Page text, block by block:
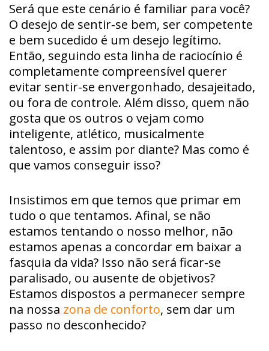
Será que este cenário é familiar para você?
O desejo de sentir-se bem, ser competente
e bem sucedido é um desejo legítimo.
Então, seguindo esta linha de raciocínio é
completamente compreensível querer
evitar sentir-se envergonhado, desajeitado,
ou fora de controle. Além disso, quem não
gosta que os outros o vejam como
inteligente, atlético, musicalmente
talentoso, e assim por diante? Mas como é
que vamos conseguir isso?
Insistimos em que temos que primar em
tudo o que tentamos. Afinal, se não
estamos tentando o nosso melhor, não
estamos apenas a concordar em baixar a
fasquia da vida? Isso não será ficar-se
paralisado, ou ausente de objetivos?
Estamos dispostos a permanecer sempre
na nossa zona de conforto, sem dar um
passo no desconhecido?